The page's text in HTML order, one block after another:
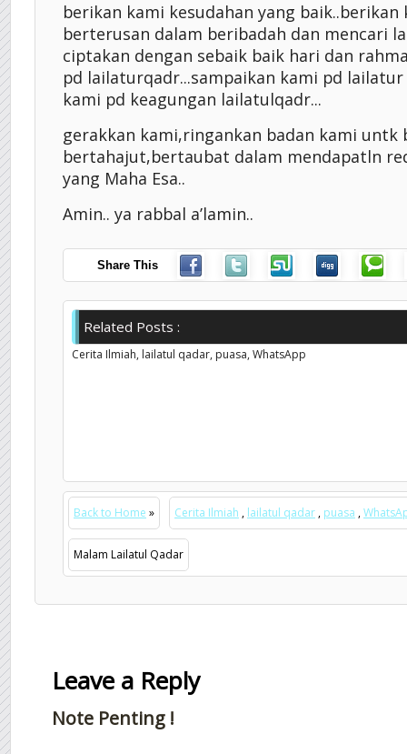
berikan kami kesudahan yang
berterusan dalam beribadah dan mencari
ciptakan dengan sebaik baik hari dan
pd lailaturqadr...sampaikan kami pd
kami pd keagungan lailatulqadr...
gerakkan kami,ringankan badan kami untk
bertahajut,bertaubat dalam mendapatln
yang Maha Esa..
Amin.. ya rabbal a’lamin..
Share This
Related Posts :
Cerita Ilmiah, lailatul qadar, puasa, WhatsApp
Back to Home » Cerita Ilmiah , lailatul qadar , puasa ,
Malam Lailatul Qadar
Leave a Reply
Note Penting !